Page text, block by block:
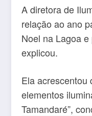
A diretora de
relação ao ano
Noel na Lagoa
explicou.
Ela acrescentou
elementos
Tamandaré”,